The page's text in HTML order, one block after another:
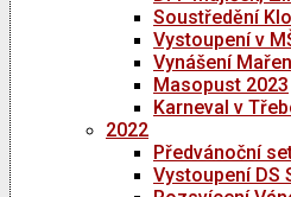
Soustředění
Vystoupení v
Vynášení
Masopust 2023
Karneval v
2022
Předvánoční
Vystoupení DS